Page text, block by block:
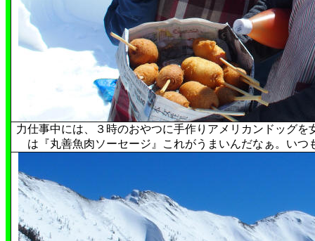
力仕事中には、３時のおやつに手作りアメリカンドッグを
は『丸善魚肉ソーセージ』これがうまいんだなぁ。いつ